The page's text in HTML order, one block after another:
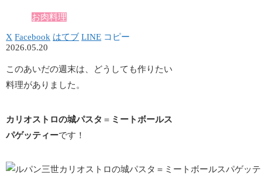
お肉料理
X Facebook はてブ LINE コピー
2026.05.20
このあいだの週末は、どうしても作りたい
料理がありました。
カリオストロの城パスタ ＝ ミートボールス
パゲッティーです！